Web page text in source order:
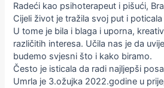
Radeći kao psihoterapeut i pišući,
Cijeli život je tražila svoj put i
U tome je bila i blaga i uporna,
različitih interesa. Učila nas je da
budemo svjesni što i kako biramo.
Često je isticala da radi najljepši
Umrla je 3.ožujka 2022.godine u